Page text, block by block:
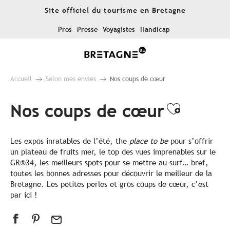
Site officiel du tourisme en Bretagne
Pros Presse Voyagistes Handicap
Accueil Selon mes envies Nos coups de cœur
Nos coups de cœur
Les expos inratables de l’été, the place to be pour s’offrir
un plateau de fruits mer, le top des vues imprenables sur le
GR®34, les meilleurs spots pour se mettre au surf… bref,
toutes les bonnes adresses pour découvrir le meilleur de la
Bretagne. Les petites perles et gros coups de cœur, c’est
par ici !